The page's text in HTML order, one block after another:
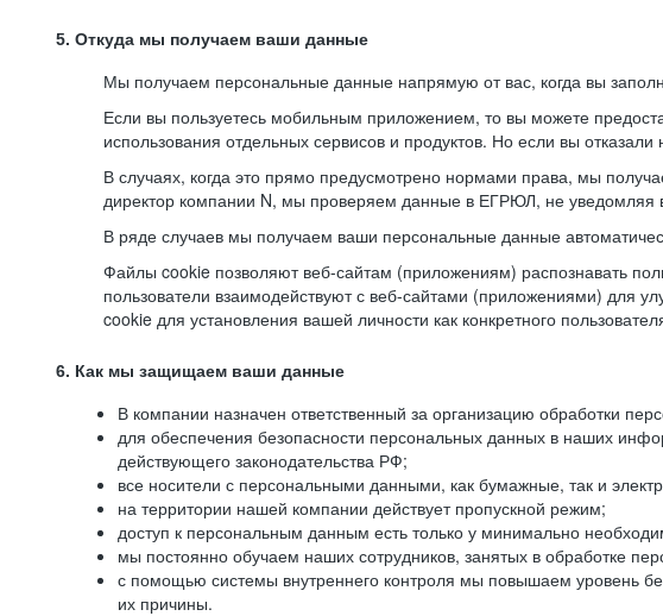
5. Откуда мы получаем ваши данные
Мы получаем персональные данные напрямую от вас, когда вы
Если вы пользуетесь мобильным приложением, то вы можете
использования отдельных сервисов и продуктов. Но если вы
В случаях, когда это прямо предусмотрено нормами права, мы
директор компании N, мы проверяем данные в ЕГРЮЛ, не уведомляя
В ряде случаев мы получаем ваши персональные данные
Файлы cookie позволяют веб-сайтам (приложениям) распознавать
пользователи взаимодействуют с веб-сайтами (приложениями) для
cookie для установления вашей личности как конкретного
6. Как мы защищаем ваши данные
В компании назначен ответственный за организацию обработки
для обеспечения безопасности персональных данных в наших
действующего законодательства РФ;
все носители с персональными данными, как бумажные, так и
на территории нашей компании действует пропускной режим;
доступ к персональным данным есть только у минимально
мы постоянно обучаем наших сотрудников, занятых в обработке
с помощью системы внутреннего контроля мы повышаем уровень
их причины.